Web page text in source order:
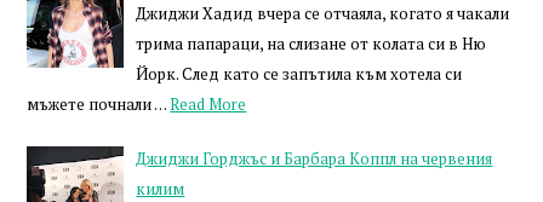
Джиджи Хадид вчера се отчаяла, когато я чакали
трима папараци, на слизане от колата си в Ню
Йорк. След като се запътила към хотела си
мъжете почнали …Read More
Джиджи Горджъс и Барбара Коппл на червения
килим